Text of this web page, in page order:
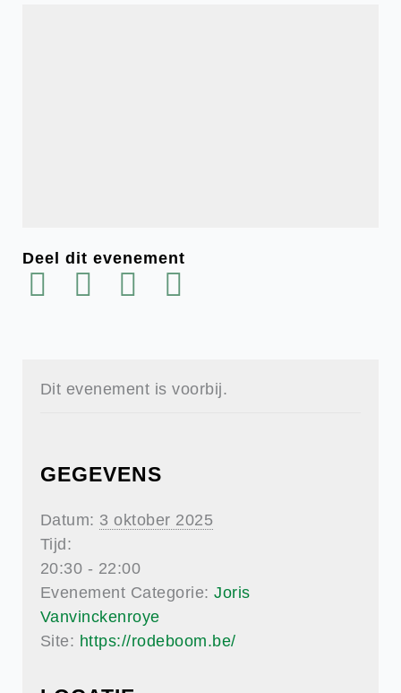
Deel dit evenement
Dit evenement is voorbij.
GEGEVENS
Datum: 3 oktober 2025
Tijd:
20:30 - 22:00
Evenement Categorie: Joris
Vanvinckenroye
Site: https://rodeboom.be/